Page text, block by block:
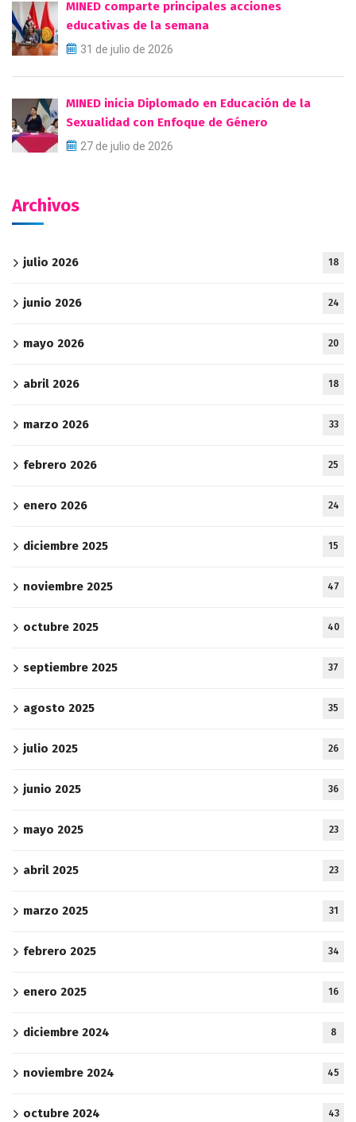
MINED comparte principales acciones
educativas de la semana
31 de julio de 2026
MINED inicia Diplomado en Educación de la
Sexualidad con Enfoque de Género
27 de julio de 2026
Archivos
julio 2026 18
junio 2026 24
mayo 2026 20
abril 2026 18
marzo 2026 33
febrero 2026 25
enero 2026 24
diciembre 2025 15
noviembre 2025 47
octubre 2025 40
septiembre 2025 37
agosto 2025 35
julio 2025 26
junio 2025 36
mayo 2025 23
abril 2025 23
marzo 2025 31
febrero 2025 34
enero 2025 16
diciembre 2024 8
noviembre 2024 45
octubre 2024 43